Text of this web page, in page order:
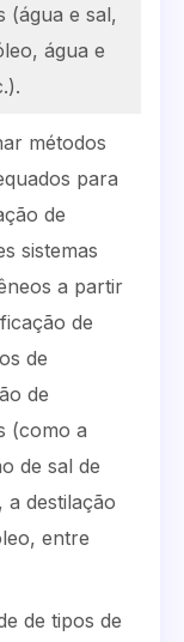
(água e sal,
água e
métodos
para
de
sistemas
a partir
de
de
de
(como a
de sal de
a destilação
entre
de tipos de